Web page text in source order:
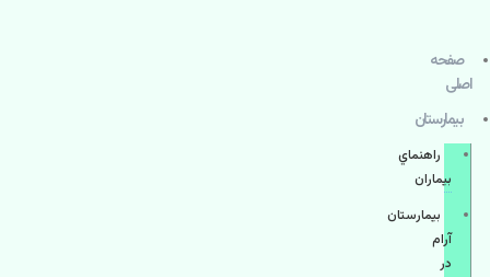
صفحه
اصلی
بيمارستان
راهنماي
بیماران
بیمارستان
آرام
در